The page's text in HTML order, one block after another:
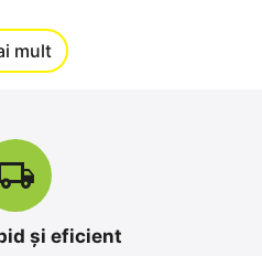
-10%
mult
și eficient